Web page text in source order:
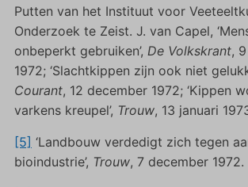
Putten van het Instituut voor
Onderzoek te Zeist. J. van Capel,
onbeperkt gebruiken’, De Volkskrant,
1972; ‘Slachtkippen zijn ook niet
Courant, 12 december 1972; ‘Kippen
varkens kreupel’, Trouw, 13 januari
[5] ‘Landbouw verdedigt zich tegen
bioindustrie’, Trouw, 7 december 1972.